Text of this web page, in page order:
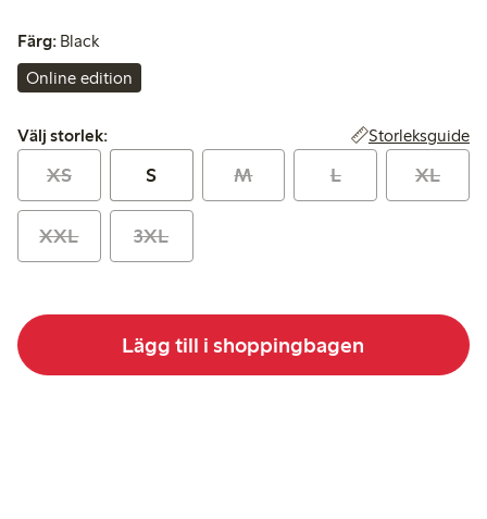
Färg: Black
Online edition
Välj storlek:
Välj storlek: Storleksguide
XS S M L XL
XXL 3XL
Lägg till i shoppingbagen